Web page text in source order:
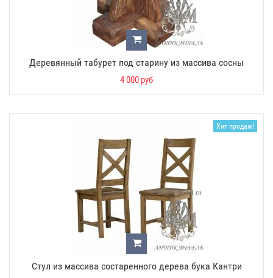
Деревянный табурет под старину из массива сосны
4 000 руб
Хит продаж!
Стул из массива состаренного дерева бука Кантри